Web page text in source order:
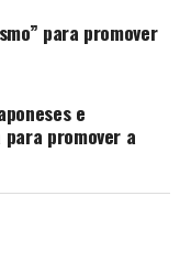
para promover
e
promover a